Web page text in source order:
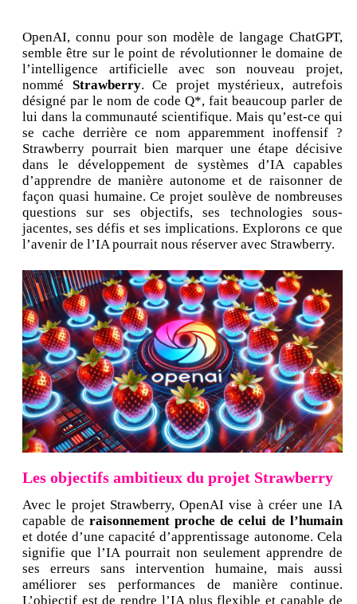
OpenAI, connu pour son modèle de langage ChatGPT,
semble être sur le point de révolutionner le domaine de
l’intelligence artificielle avec son nouveau projet,
nommé Strawberry. Ce projet mystérieux, autrefois
désigné par le nom de code Q*, fait beaucoup parler de
lui dans la communauté scientifique. Mais qu’est-ce qui
se cache derrière ce nom apparemment inoffensif ?
Strawberry pourrait bien marquer une étape décisive
dans le développement de systèmes d’IA capables
d’apprendre de manière autonome et de raisonner de
façon quasi humaine. Ce projet soulève de nombreuses
questions sur ses objectifs, ses technologies sous-
jacentes, ses défis et ses implications. Explorons ce que
l’avenir de l’IA pourrait nous réserver avec Strawberry.
Les objectifs ambitieux du projet Strawberry
Avec le projet Strawberry, OpenAI vise à créer une IA
capable deraisonnement proche de celui de l’humain
et dotée d’une capacité d’apprentissage autonome. Cela
signifie que l’IA pourrait non seulement apprendre de
ses erreurs sans intervention humaine, mais aussi
améliorer ses performances de manière continue.
L’objectif est de rendre l’IA plus flexible et capable de